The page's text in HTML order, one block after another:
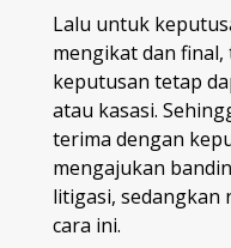
Lalu untuk
mengikat dan
keputusan tetap
atau kasasi.
terima dengan
mengajukan
litigasi, sedangkan
cara ini.